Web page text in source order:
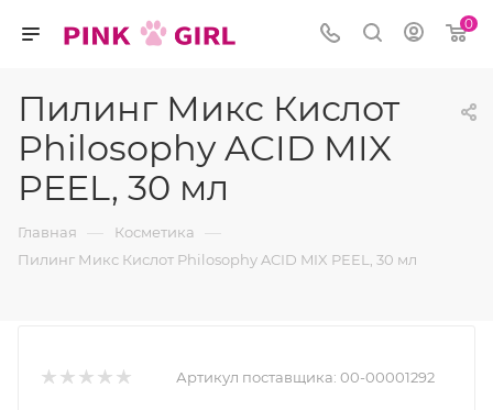
0
Пилинг Микс Кислот
Philosophy ACID MIX
PEEL, 30 мл
Главная — Косметика —
Пилинг Микс Кислот Philosophy ACID MIX PEEL, 30 мл
Артикул поставщика: 00-00001292